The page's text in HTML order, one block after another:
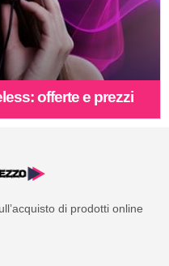
offerte e prezzi
di prodotti online